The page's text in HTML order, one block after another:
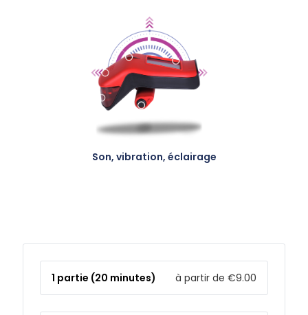
Son, vibration, éclairage
1 partie (20 minutes) à partir de €9.00